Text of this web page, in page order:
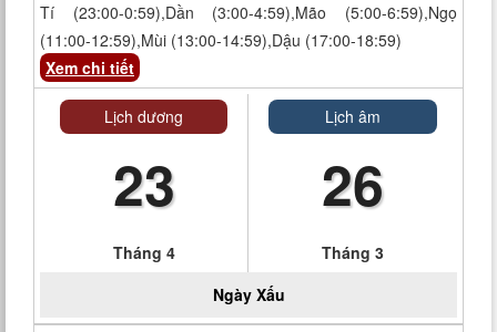
Tí (23:00-0:59),Dần (3:00-4:59),Mão (5:00-6:59),Ngọ
(11:00-12:59),Mùi (13:00-14:59),Dậu (17:00-18:59)
Xem chi tiết
Lịch dương
23
Tháng 4
Lịch âm
26
Tháng 3
Ngày Xấu